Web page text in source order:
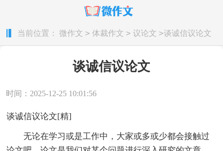
当前位置： 微作文 > 体裁作文 > 议论文 >谈诚信议论文
谈诚信议论文
时间：2025-12-25 10:01:56
谈诚信议论文[精]
无论在学习或是工作中，大家或多或少都会接触过